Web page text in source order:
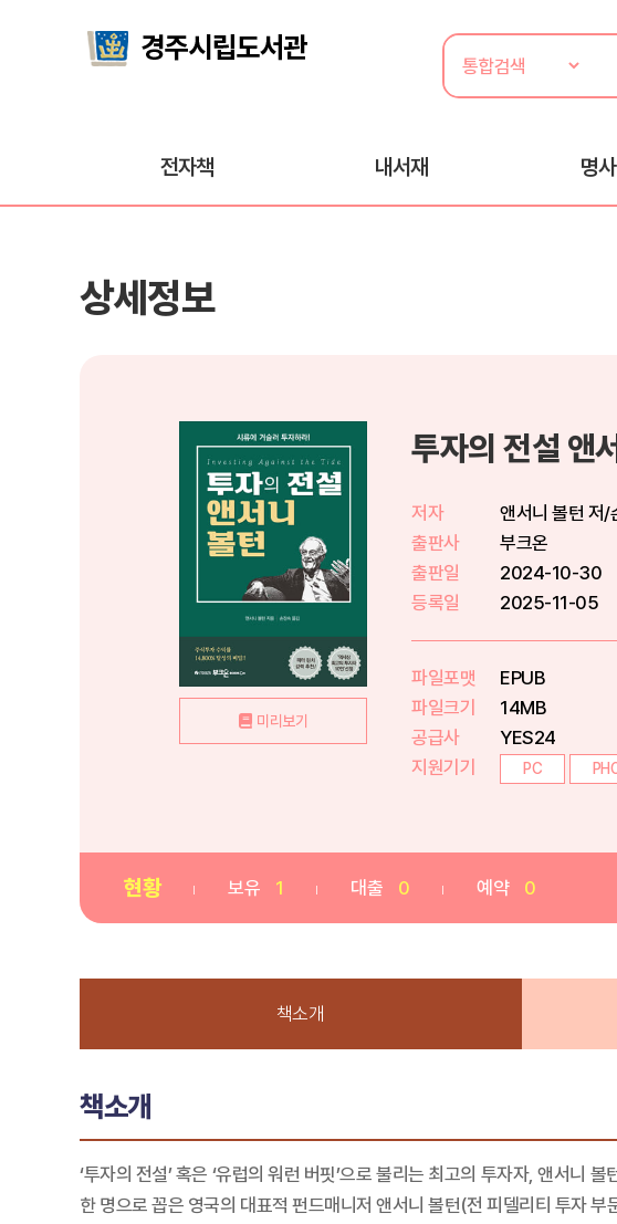
전자책 내서재 명
상세정보
미리보기
투자의 전설 앤
저자
앤서니 볼턴 저/
출판사
부크온
출판일
2024-10-30
등록일
2025-11-05
파일포맷
EPUB
파일크기
14MB
공급사
YES24
지원기기
PC
현황 보유 1 대출 0 예약 0
책소개
책소개
‘투자의 전설’ 혹은 ‘유럽의 워런 버핏’으로 불리는 최고의 투자자, 앤서니
한 명으로 꼽은 영국의 대표적 펀드매니저 앤서니 볼턴(전 피델리티 투자